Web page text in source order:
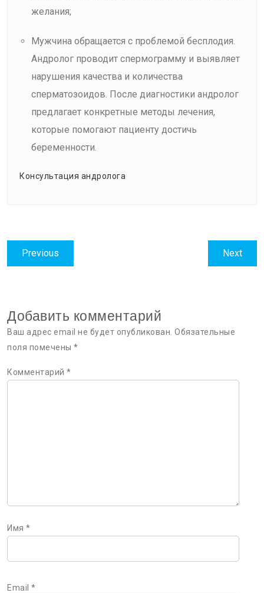
желания;
Мужчина обращается с проблемой бесплодия.
Андролог проводит спермограмму и выявляет
нарушения качества и количества
сперматозоидов. После диагностики андролог
предлагает конкретные методы лечения,
которые помогают пациенту достичь
беременности.
Консультация андролога
Навигация
по
Previous
post:
NextNext
post:
Добавить комментарий
Ваш адрес email не будет опубликован. Обязательные
поля помечены *
Комментарий *
Имя *
Email *